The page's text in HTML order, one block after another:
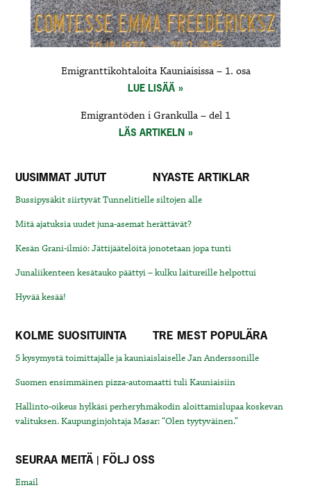
Emigranttikohtaloita Kauniaisissa – 1. osa
LUE LISÄÄ
Emigrantöden i Grankulla – del 1
LÄS ARTIKELN
UUSIMMAT JUTUT NYASTE ARTIKLAR
Bussipysäkit siirtyvät Tunnelitielle siltojen alle
Mitä ajatuksia uudet juna-asemat herättävät?
Kesän Grani-ilmiö: Jättijäätelöitä jonotetaan jopa tunti
Junaliikenteen kesätauko päättyi – kulku laitureille helpottui
Hyvää kesää!
KOLME SUOSITUINTA TRE MEST POPULÄRA
5 kysymystä toimittajalle ja kauniaislaiselle Jan Anderssonille
Suomen ensimmäinen pizza-automaatti tuli Kauniaisiin
Hallinto-oikeus hylkäsi perheryhmäkodin aloittamislupaa koskevan
valituksen. Kaupunginjohtaja Masar: “Olen tyytyväinen.”
SEURAA MEITÄ | FÖLJ OSS
Email